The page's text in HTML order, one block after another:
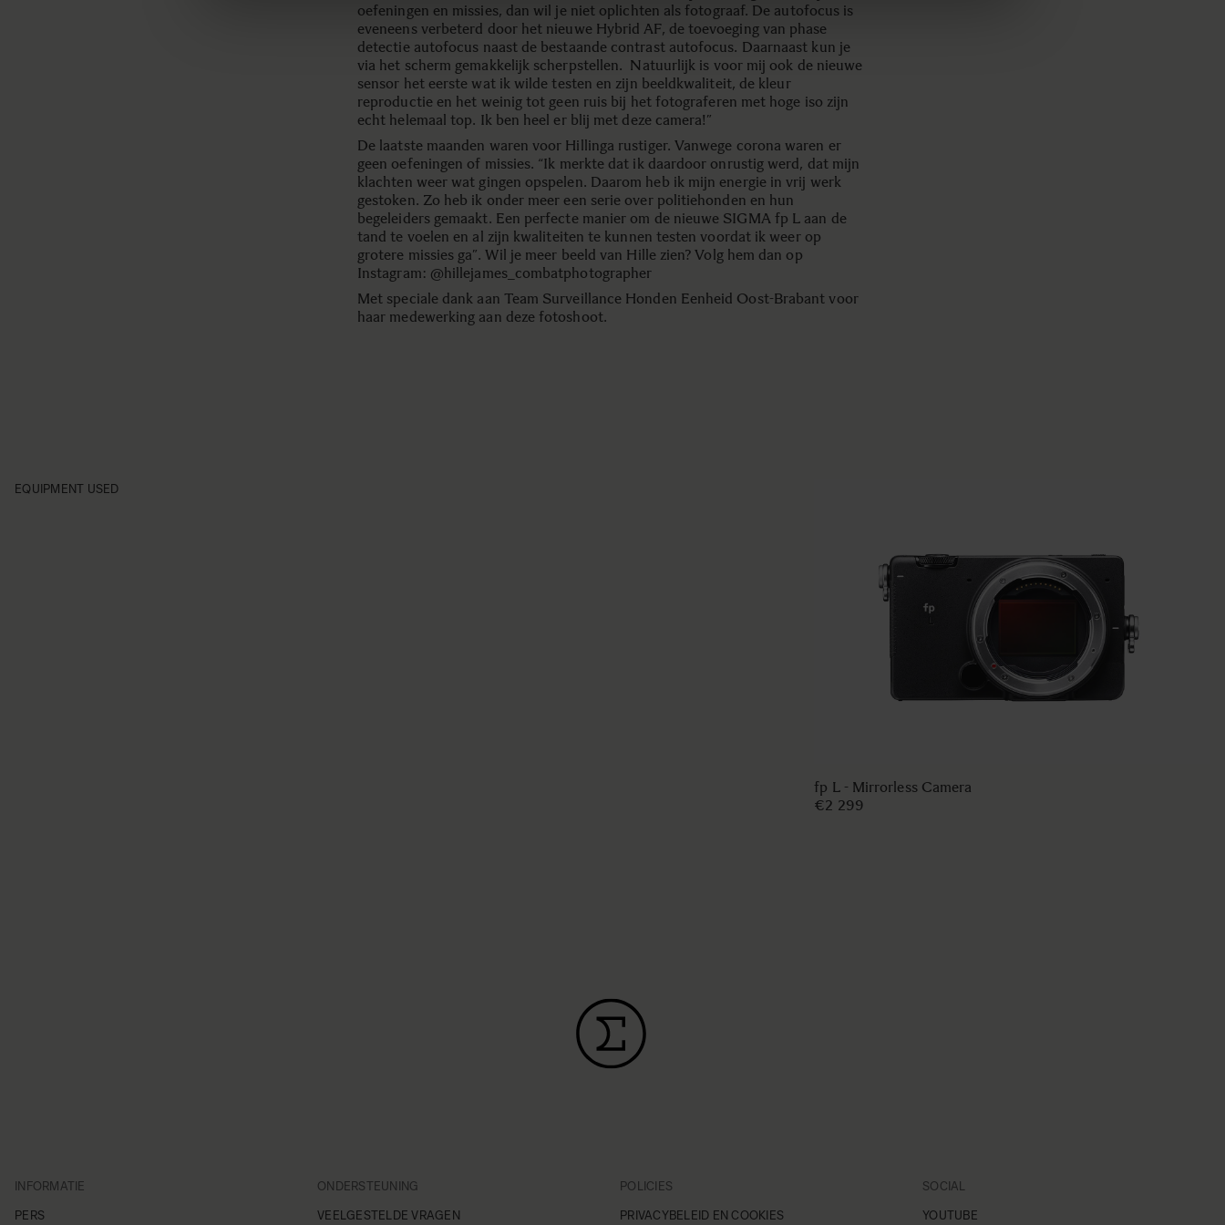
oefeningen en missies, dan wil je niet oplichten als fotograaf. De autofocus is
eveneens verbeterd door het nieuwe Hybrid AF, de toevoeging van phase
detectie autofocus naast de bestaande contrast autofocus. Daarnaast kun je
via het scherm gemakkelijk scherpstellen. Natuurlijk is voor mij ook de nieuwe
sensor het eerste wat ik wilde testen en zijn beeldkwaliteit, de kleur
reproductie en het weinig tot geen ruis bij het fotograferen met hoge iso zijn
echt helemaal top. Ik ben heel er blij met deze camera!”
De laatste maanden waren voor Hillinga rustiger. Vanwege corona waren er
geen oefeningen of missies. “Ik merkte dat ik daardoor onrustig werd, dat mijn
klachten weer wat gingen opspelen. Daarom heb ik mijn energie in vrij werk
gestoken. Zo heb ik onder meer een serie over politiehonden en hun
begeleiders gemaakt. Een perfecte manier om de nieuwe SIGMA fp L aan de
tand te voelen en al zijn kwaliteiten te kunnen testen voordat ik weer op
grotere missies ga”. Wil je meer beeld van Hille zien? Volg hem dan op
Instagram: @hillejames_combatphotographer
Met speciale dank aan Team Surveillance Honden Eenheid Oost-Brabant voor
haar medewerking aan deze fotoshoot.
EQUIPMENT USED
fp L - Mirrorless Camera
€2 299
INFORMATIE
PERS
ONDERSTEUNING
VEELGESTELDE VRAGEN
POLICIES
PRIVACYBELEID EN COOKIES
SOCIAL
YOUTUBE